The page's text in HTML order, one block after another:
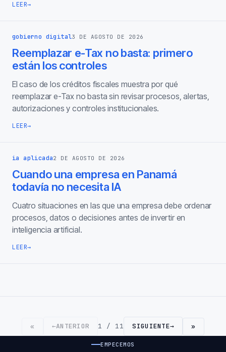
LEER→
gobierno digital3 DE AGOSTO DE 2026
Reemplazar e-Tax no basta: primero
están los controles
El caso de los créditos fiscales muestra por qué
reemplazar e-Tax no basta sin revisar procesos, alertas,
autorizaciones y controles institucionales.
LEER→
ia aplicada2 DE AGOSTO DE 2026
Cuando una empresa en Panamá
todavía no necesita IA
Cuatro situaciones en las que una empresa debe ordenar
procesos, datos o decisiones antes de invertir en
inteligencia artificial.
LEER→
« ←ANTERIOR 1 / 11 SIGUIENTE→ »
EMPECEMOS